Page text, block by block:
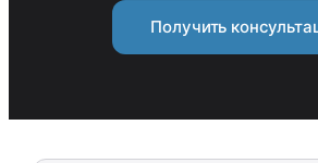
Получить